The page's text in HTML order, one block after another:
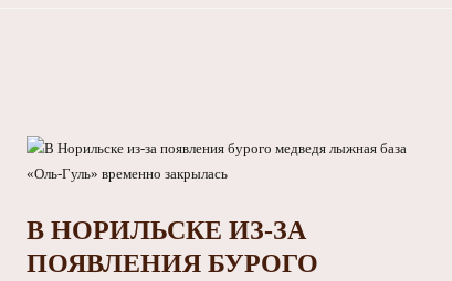
В НОРИЛЬСКЕ ИЗ-ЗА
ПОЯВЛЕНИЯ БУРОГО